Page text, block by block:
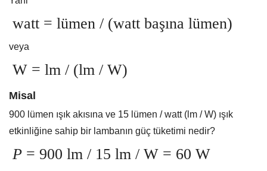
watt = lümen / (watt başına lümen)
veya
W = lm / (lm / W)
Misal
900 lümen ışık akısına ve 15 lümen / watt (lm / W) ışık
etkinliğine sahip bir lambanın güç tüketimi nedir?
P = 900 lm / 15 lm / W = 60 W